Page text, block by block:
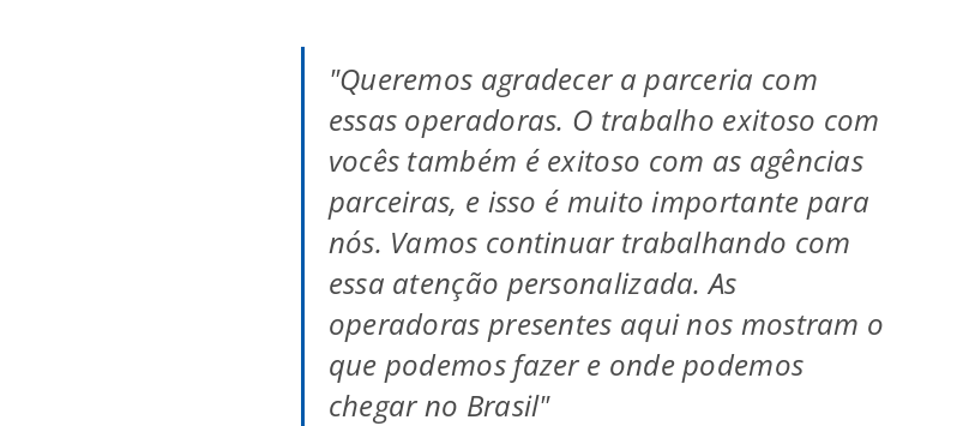
"Queremos agradecer a parceria com
essas operadoras. O trabalho exitoso com
vocês também é exitoso com as agências
parceiras, e isso é muito importante para
nós. Vamos continuar trabalhando com
essa atenção personalizada. As
operadoras presentes aqui nos mostram o
que podemos fazer e onde podemos
chegar no Brasil"